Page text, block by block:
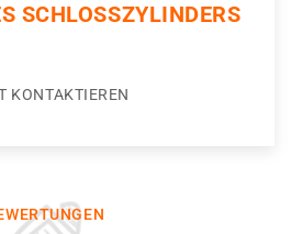
SCHLOSSZYLINDERS
KONTAKTIEREN